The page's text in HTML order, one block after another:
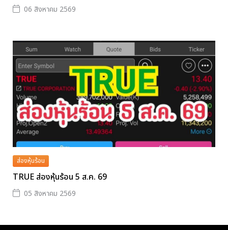
06 สิงหาคม 2569
ส่องหุ้นร้อน
TRUE ส่องหุ้นร้อน 5 ส.ค. 69
05 สิงหาคม 2569